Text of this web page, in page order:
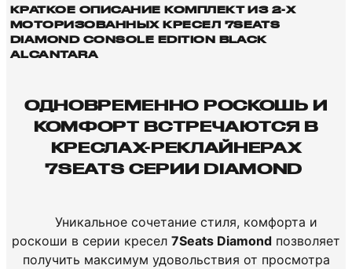
КРАТКОЕ ОПИСАНИЕ КОМПЛЕКТ ИЗ 2-X
МОТОРИЗОВАННЫХ КРЕСЕЛ 7SEATS
DIAMOND CONSOLE EDITION BLACK
ALCANTARA
ОДНОВРЕМЕННО РОСКОШЬ И
КОМФОРТ ВСТРЕЧАЮТСЯ В
КРЕСЛАХ-РЕКЛАЙНЕРАХ
7SEATS СЕРИИ DIAMOND
Уникальное сочетание стиля, комфорта и
роскоши в серии кресел 7Seats Diamond позволяет
получить максимум удовольствия от просмотра